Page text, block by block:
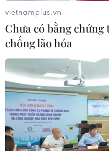
vietnamplus.vn
Chưa có bằng
chống lão hóa